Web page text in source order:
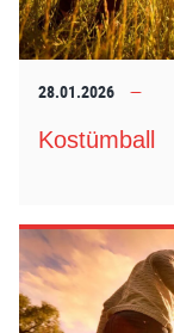
28.01.2026
Kostümball